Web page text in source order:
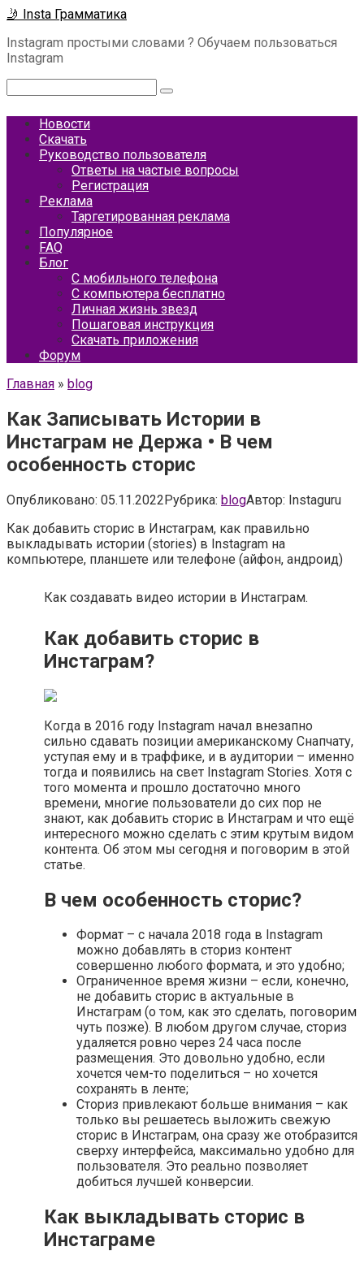
Перейти
контенту
🤳 Insta Грамматика
Instagram простыми словами ? Обучаем пользоваться
Instagram
Новости
Скачать
Руководство пользователя
Ответы на частые вопросы
Регистрация
Реклама
Таргетированная реклама
Популярное
FAQ
Блог
С мобильного телефона
С компьютера бесплатно
Личная жизнь звезд
Пошаговая инструкция
Скачать приложения
Форум
Главная » blog
Как Записывать Истории в
Инстаграм не Держа • В чем
особенность сторис
Опубликовано: 05.11.2022Рубрика: blogАвтор: Instaguru
Как добавить сторис в Инстаграм, как правильно
выкладывать истории (stories) в Instagram на
компьютере, планшете или телефоне (айфон, андроид)
Как создавать видео истории в Инстаграм.
Как добавить сторис в
Инстаграм?
Когда в 2016 году Instagram начал внезапно
сильно сдавать позиции американскому Снапчату,
уступая ему и в траффике, и в аудитории – именно
тогда и появились на свет Instagram Stories. Хотя с
того момента и прошло достаточно много
времени, многие пользователи до сих пор не
знают, как добавить сторис в Инстаграм и что ещё
интересного можно сделать с этим крутым видом
контента. Об этом мы сегодня и поговорим в этой
статье.
В чем особенность сторис?
Формат – с начала 2018 года в Instagram
можно добавлять в сториз контент
совершенно любого формата, и это удобно;
Ограниченное время жизни – если, конечно,
не добавить сторис в актуальные в
Инстаграм (о том, как это сделать, поговорим
чуть позже). В любом другом случае, сториз
удаляется ровно через 24 часа после
размещения. Это довольно удобно, если
хочется чем-то поделиться – но хочется
сохранять в ленте;
Сториз привлекают больше внимания – как
только вы решаетесь выложить свежую
сторис в Инстаграм, она сразу же отобразится
сверху интерфейса, максимально удобно для
пользователя. Это реально позволяет
добиться лучшей конверсии.
Как выкладывать сторис в
Инстаграме